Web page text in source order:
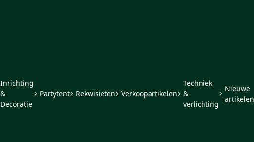
Inrichting
&
Decoratie
Partytent Rekwisieten Verkoopartikelen
Techniek
&
verlichting
Nieuwe
artikelen